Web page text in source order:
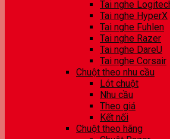
Tai nghe
Tai nghe HyperX
Tai nghe Fuhlen
Tai nghe Razer
Tai nghe DareU
Tai nghe Corsair
Chuột theo nhu cầu
Lót chuột
Nhu cầu
Theo giá
Kết nối
Chuột theo hãng